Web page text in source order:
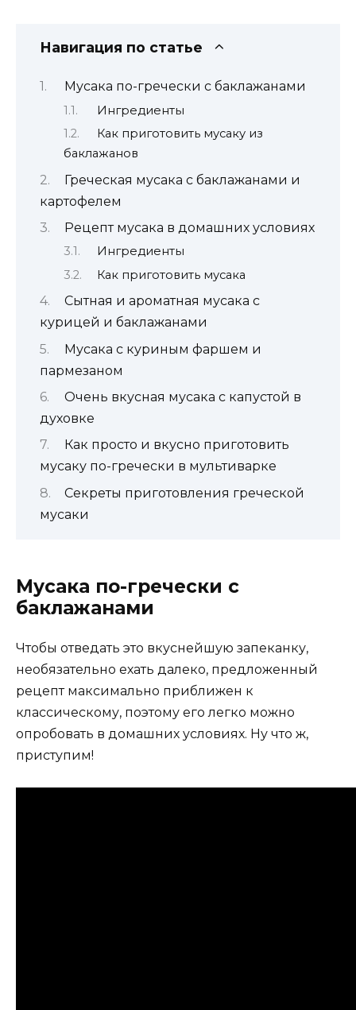
Навигация по статье
Мусака по-гречески с баклажанами
Ингредиенты
Как приготовить мусаку из
баклажанов
Греческая мусака с баклажанами и
картофелем
Рецепт мусака в домашних условиях
Ингредиенты
Как приготовить мусака
Сытная и ароматная мусака с
курицей и баклажанами
Мусака с куриным фаршем и
пармезаном
Очень вкусная мусака с капустой в
духовке
Как просто и вкусно приготовить
мусаку по-гречески в мультиварке
Секреты приготовления греческой
мусаки
Мусака по-гречески с
баклажанами
Чтобы отведать это вкуснейшую запеканку,
необязательно ехать далеко, предложенный
рецепт максимально приближен к
классическому, поэтому его легко можно
опробовать в домашних условиях. Ну что ж,
приступим!